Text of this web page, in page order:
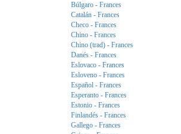
Búlgaro - Frances
Catalán - Frances
Checo - Frances
Chino - Frances
Chino (trad) - Frances
Danés - Frances
Eslovaco - Frances
Esloveno - Frances
Español - Frances
Esperanto - Frances
Estonio - Frances
Finlandés - Frances
Gallego - Frances